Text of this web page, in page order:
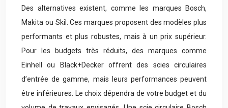
Des alternatives existent, comme les marques Bosch,
Makita ou Skil. Ces marques proposent des modèles plus
performants et plus robustes, mais à un prix supérieur.
Pour les budgets très réduits, des marques comme
Einhell ou Black+Decker offrent des scies circulaires
d’entrée de gamme, mais leurs performances peuvent
être inférieures. Le choix dépendra de votre budget et du